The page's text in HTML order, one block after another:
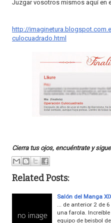
Juzgar vosotros mismos aquí en
http://
culocuadrado.html
Cierra tus ojos, encuéntrate y
Related Posts:
Salón del Manga
... de anterior 2 de
una farola. Increíble
equipo de beisbol